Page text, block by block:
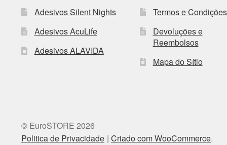
Adesivos Silent Nights
Adesivos AcuLife
Adesivos ALAVIDA
Termos e Condições
Devoluções e
Reembolsos
Mapa do Sítio
© EuroSTORE 2026
Politica de Privacidade Criado com WooCommerce.